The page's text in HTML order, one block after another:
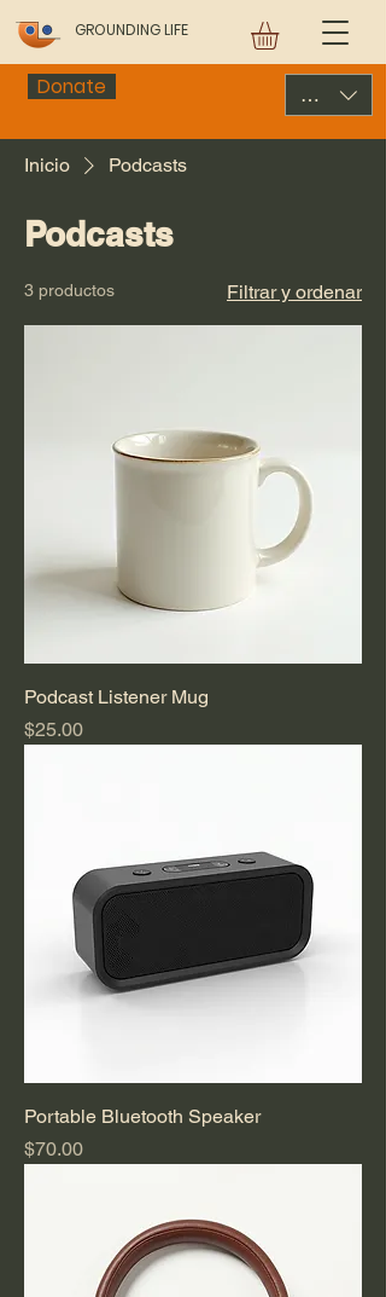
GROUNDING LIFE
Donate USD ($)
Inicio Podcasts
Podcasts
3 productos Filtrar y ordenar
Podcast Listener Mug
Precio
$25.00
Portable Bluetooth Speaker
Precio
$70.00